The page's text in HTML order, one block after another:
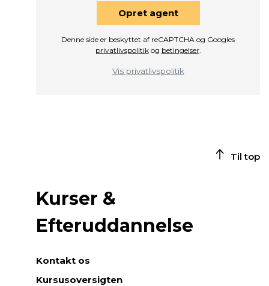
Opret agent
Denne side er beskyttet af reCAPTCHA og Googles
privatlivspolitikog betingelser.
Vis privatlivspolitik
Til top
Kurser &
Efteruddannelse
Kontakt os
Kursusoversigten